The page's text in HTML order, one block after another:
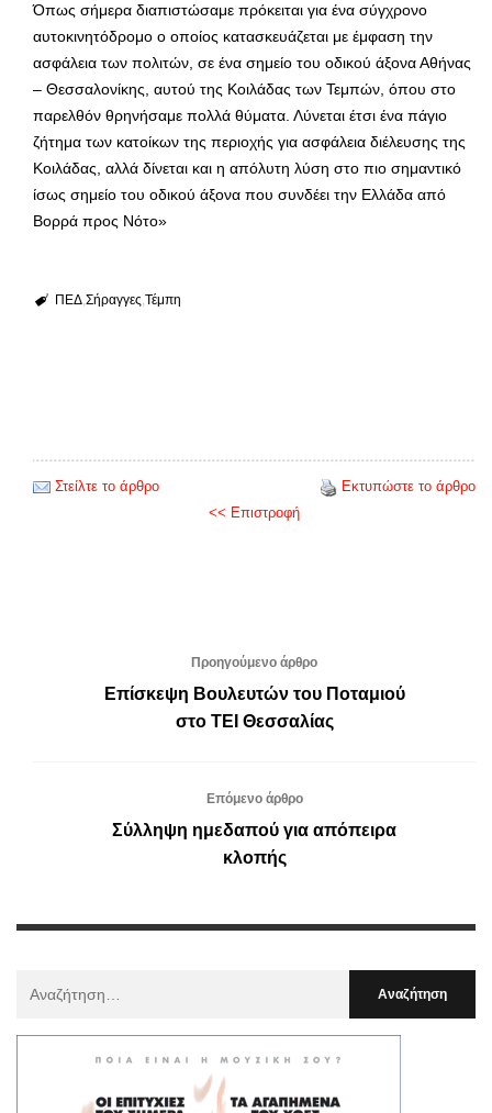
Όπως σήμερα διαπιστώσαμε πρόκειται για ένα σύγχρονο
αυτοκινητόδρομο ο οποίος κατασκευάζεται με έμφαση την
ασφάλεια των πολιτών, σε ένα σημείο του οδικού άξονα Αθήνας
– Θεσσαλονίκης, αυτού της Κοιλάδας των Τεμπών, όπου στο
παρελθόν θρηνήσαμε πολλά θύματα. Λύνεται έτσι ένα πάγιο
ζήτημα των κατοίκων της περιοχής για ασφάλεια διέλευσης της
Κοιλάδας, αλλά δίνεται και η απόλυτη λύση στο πιο σημαντικό
ίσως σημείο του οδικού άξονα που συνδέει την Ελλάδα από
Βορρά προς Νότο»
ΠΕΔ Σήραγγες Τέμπη
Στείλτε το άρθρο
Εκτυπώστε το άρθρο
<< Επιστροφή
Προηγούμενο άρθρο
Επίσκεψη Βουλευτών του Ποταμιού
στο ΤΕΙ Θεσσαλίας
Επόμενο άρθρο
Σύλληψη ημεδαπού για απόπειρα
κλοπής
: